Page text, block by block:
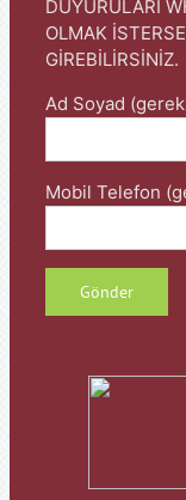
DUYURULARI
OLMAK
GİREBİLİRSİNİZ.
Ad Soyad
Mobil Telefon